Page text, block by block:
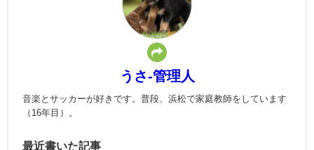
うさ-管理人
音楽とサッカーが好きです。普段、浜松で家庭教師をしています
（16年目）。
最近書いた記事